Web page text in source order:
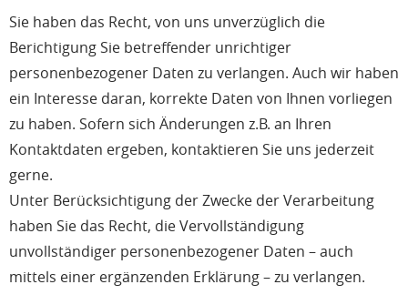
Sie haben das Recht, von uns unverzüglich die
Berichtigung Sie betreffender unrichtiger
personenbezogener Daten zu verlangen. Auch wir haben
ein Interesse daran, korrekte Daten von Ihnen vorliegen
zu haben. Sofern sich Änderungen z.B. an Ihren
Kontaktdaten ergeben, kontaktieren Sie uns jederzeit
gerne.
Unter Berücksichtigung der Zwecke der Verarbeitung
haben Sie das Recht, die Vervollständigung
unvollständiger personenbezogener Daten – auch
mittels einer ergänzenden Erklärung – zu verlangen.